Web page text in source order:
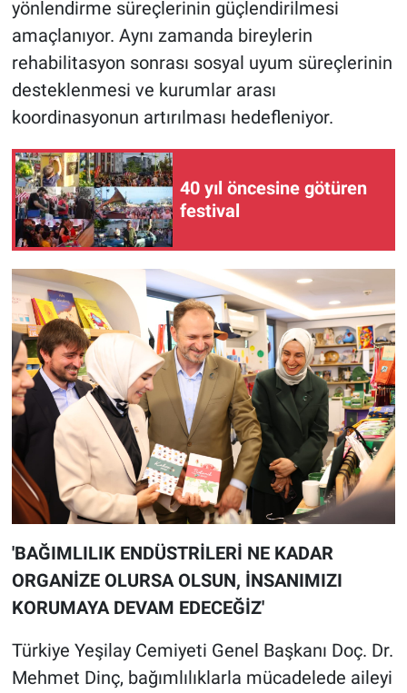
yönlendirme süreçlerinin güçlendirilmesi
amaçlanıyor. Aynı zamanda bireylerin
rehabilitasyon sonrası sosyal uyum süreçlerinin
desteklenmesi ve kurumlar arası
koordinasyonun artırılması hedefleniyor.
40 yıl öncesine götüren
festival
'BAĞIMLILIK ENDÜSTRİLERİ NE KADAR
ORGANİZE OLURSA OLSUN, İNSANIMIZI
KORUMAYA DEVAM EDECEĞİZ'
Türkiye Yeşilay Cemiyeti Genel Başkanı Doç. Dr.
Mehmet Dinç, bağımlılıklarla mücadelede aileyi